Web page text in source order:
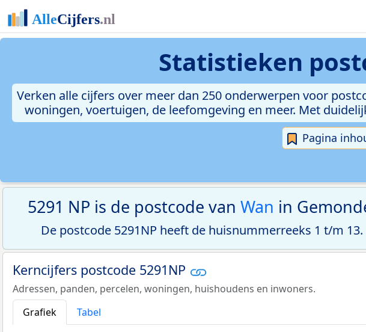
Statistieken
Verken alle cijfers over meer dan 250 onderwerpen voor
woningen, voertuigen, de leefomgeving en meer. Met
Pagina
5291 NP is de postcode van Wan in
De postcode 5291NP heeft de huisnummerreeks 1 t/m 13.
Kerncijfers postcode 5291NP
Adressen, panden, percelen, woningen, huishoudens en inwoners.
Grafiek
Tabel